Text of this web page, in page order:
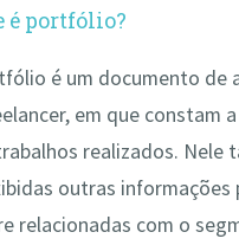
é portfólio?
é um documento de
em que constam
realizados. Nele
outras informações
relacionadas com o